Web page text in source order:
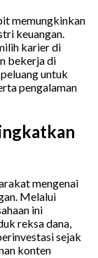
memungkinkan
keuangan.
karier di
bekerja di
untuk
pengalaman
mengenai
Melalui
ini
reksa dana,
sejak
konten